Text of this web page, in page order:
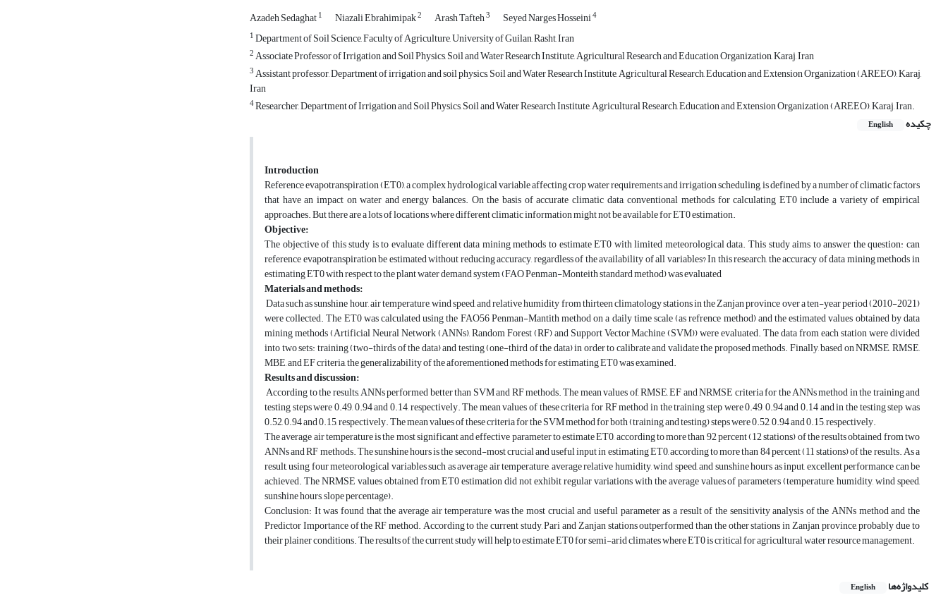
Azadeh Sedaghat1 Niazali Ebrahimipak2 Arash Tafteh3 Seyed Narges Hosseini4
1Department of Soil Science, Faculty of Agriculture, University of Guilan, Rasht, Iran
2Associate Professor of Irrigation and Soil Physics, Soil and Water Research Institute, Agricultural Research and Education Organization, Karaj, Iran
3Assistant professor, Department of irrigation and soil physics, Soil and Water Research Institute, Agricultural Research, Education and Extension Organization (AREEO), Karaj,
Iran
4Researcher, Department of Irrigation and Soil Physics, Soil and Water Research Institute, Agricultural Research, Education and Extension Organization (AREEO), Karaj, Iran.
چکیده
English
Introduction
Reference evapotranspiration (ET0), a complex hydrological variable affecting crop water requirements and irrigation scheduling, is defined by a number of climatic factors
that have an impact on water and energy balances. On the basis of accurate climatic data, conventional methods for calculating ET0 include a variety of empirical
approaches. But there are a lots of locations where different climatic information might not be available for ET0 estimation.
Objective:
The objective of this study is to evaluate different data mining methods to estimate ET0 with limited meteorological data. This study aims to answer the question: can
reference evapotranspiration be estimated without reducing accuracy, regardless of the availability of all variables? In this research, the accuracy of data mining methods in
estimating ET0 with respect to the plant water demand system (FAO Penman-Monteith standard method) was evaluated
Materials and methods:
Data such as sunshine hour, air temperature, wind speed, and relative humidity from thirteen climatology stations in the Zanjan province over a ten-year period (2010-2021)
were collected. The ET0 was calculated using the FAO56 Penman-Mantith method on a daily time scale (as refrence method) and the estimated values obtained by data
mining methods (Artificial Neural Network (ANNs), Random Forest (RF) and Support Vector Machine (SVM)) were evaluated. The data from each station were divided
into two sets: training (two-thirds of the data) and testing (one-third of the data) in order to calibrate and validate the proposed methods. Finally, based on NRMSE, RMSE,
MBE, and EF criteria, the generalizability of the aforementioned methods for estimating ET0 was examined.
Results and discussion:
According to the results, ANNs performed better than SVM and RF methods. The mean values of, RMSE, EF and NRMSE criteria for the ANNs method in the training and
testing steps were 0.49, 0.94 and 0.14, respectively. The mean values of these criteria for RF method in the training step were 0.49, 0.94 and 0.14 and in the testing step was
0.52, 0.94 and 0.15, respectively. The mean values of these criteria for the SVM method for both (training and testing) steps were 0.52, 0.94 and 0.15, respectively.
The average air temperature is the most significant and effective parameter to estimate ET0, according to more than 92 percent (12 stations) of the results obtained from two
ANNs and RF methods. The sunshine hours is the second-most crucial and useful input in estimating ET0, according to more than 84 percent (11 stations) of the results. As a
result, using four meteorological variables such as average air temperature, average relative humidity, wind speed, and sunshine hours as input, excellent performance can be
achieved. The NRMSE values obtained from ET0 estimation did not exhibit regular variations with the average values of parameters (temperature, humidity, wind speed,
sunshine hours, slope percentage).
Conclusion: It was found that the average air temperature was the most crucial and useful parameter as a result of the sensitivity analysis of the ANNs method and the
Predictor Importance of the RF method. According to the current study, Pari and Zanjan stations outperformed than the other stations in Zanjan province, probably due to
their plainer conditions. The results of the current study will help to estimate ET0 for semi-arid climates where ET0 is critical for agricultural water resource management.
کلیدواژه‌ها English